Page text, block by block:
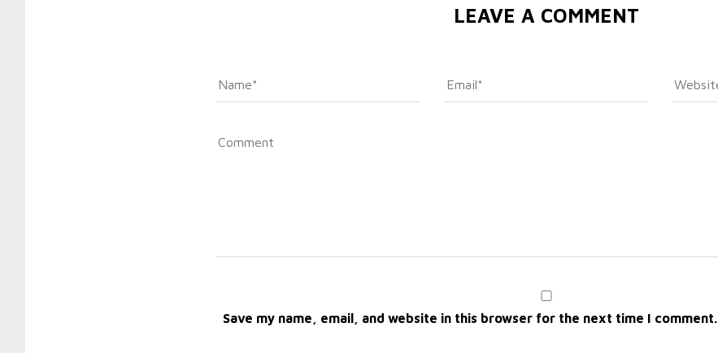
LEAVE A COMMENT
Save my name, email, and website in this browser for the next time I comment.